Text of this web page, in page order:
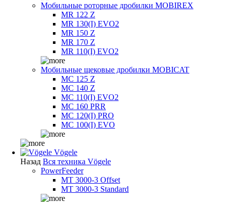
Мобильные роторные дробилки MOBIREX
MR 122 Z
MR 130(I) EVO2
MR 150 Z
MR 170 Z
MR 110(I) EVO2
Мобильные щековые дробилки MOBICAT
MC 125 Z
MC 140 Z
MC 110(I) EVO2
MC 160 PRR
MC 120(I) PRO
MC 100(I) EVO
Vögele
Назад Вся техника Vögele
PowerFeeder
MT 3000-3 Offset
MT 3000-3 Standard